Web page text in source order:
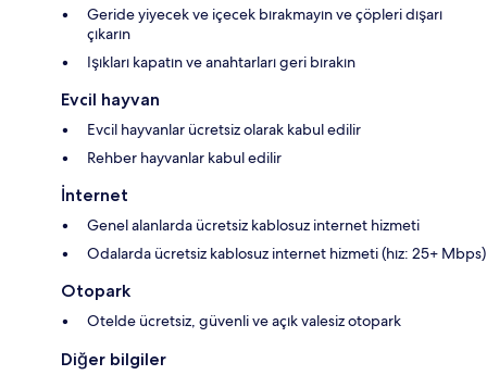
Geride yiyecek ve içecek bırakmayın ve çöpleri dışarı
çıkarın
Işıkları kapatın ve anahtarları geri bırakın
Evcil hayvan
Evcil hayvanlar ücretsiz olarak kabul edilir
Rehber hayvanlar kabul edilir
İnternet
Genel alanlarda ücretsiz kablosuz internet hizmeti
Odalarda ücretsiz kablosuz internet hizmeti (hız: 25+ Mbps)
Otopark
Otelde ücretsiz, güvenli ve açık valesiz otopark
Diğer bilgiler